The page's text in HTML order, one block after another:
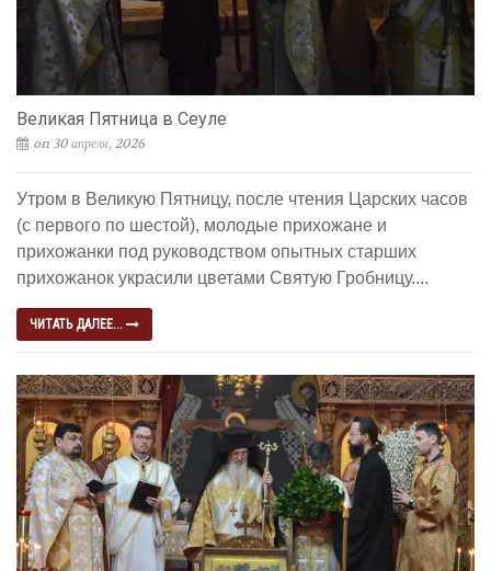
Великая Пятница в Сеуле
on 30 апреля, 2026
Утром в Великую Пятницу, после чтения Царских часов
(с первого по шестой), молодые прихожане и
прихожанки под руководством опытных старших
прихожанок украсили цветами Святую Гробницу....
ЧИТАТЬ ДАЛЕЕ...